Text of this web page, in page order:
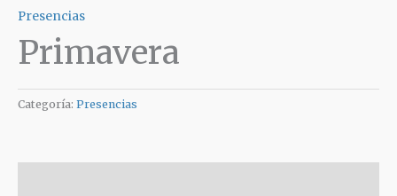
Presencias
Primavera
Categoría: Presencias